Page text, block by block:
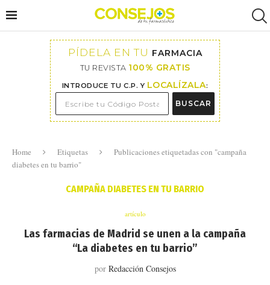
PÍDELA EN TU FARMACIA
TU REVISTA 100% GRATIS
INTRODUCE TU C.P. Y LOCALÍZALA:
BUSCAR
Home Etiquetas
Publicaciones etiquetadas con "campaña
diabetes en tu barrio"
CAMPAÑA DIABETES EN TU BARRIO
artículo
Las farmacias de Madrid se unen a la campaña
“La diabetes en tu barrio”
por Redacción Consejos